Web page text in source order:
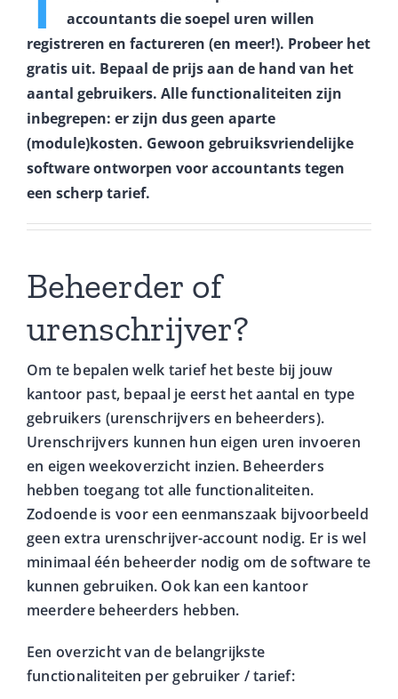
Contact
Login
accountants die soepel uren willen
registreren en factureren (en meer!). Probeer het
gratis uit. Bepaal de prijs aan de hand van het
aantal gebruikers. Alle functionaliteiten zijn
inbegrepen: er zijn dus geen aparte
(module)kosten. Gewoon gebruiksvriendelijke
software ontworpen voor accountants tegen
een scherp tarief.
Beheerder of
urenschrijver?
Om te bepalen welk tarief het beste bij jouw
kantoor past, bepaal je eerst het aantal en type
gebruikers (urenschrijvers en beheerders).
Urenschrijvers kunnen hun eigen uren invoeren
en eigen weekoverzicht inzien. Beheerders
hebben toegang tot alle functionaliteiten.
Zodoende is voor een eenmanszaak bijvoorbeeld
geen extra urenschrijver-account nodig. Er is wel
minimaal één beheerder nodig om de software te
kunnen gebruiken. Ook kan een kantoor
meerdere beheerders hebben.
Een overzicht van de belangrijkste
functionaliteiten per gebruiker / tarief: